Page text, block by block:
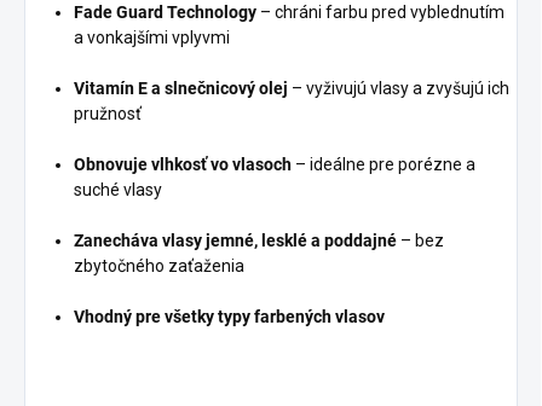
Fade Guard Technology – chráni farbu pred vyblednutím
a vonkajšími vplyvmi
Vitamín E a slnečnicový olej – vyživujú vlasy a zvyšujú ich
pružnosť
Obnovuje vlhkosť vo vlasoch – ideálne pre porézne a
suché vlasy
Zanecháva vlasy jemné, lesklé a poddajné – bez
zbytočného zaťaženia
Vhodný pre všetky typy farbených vlasov